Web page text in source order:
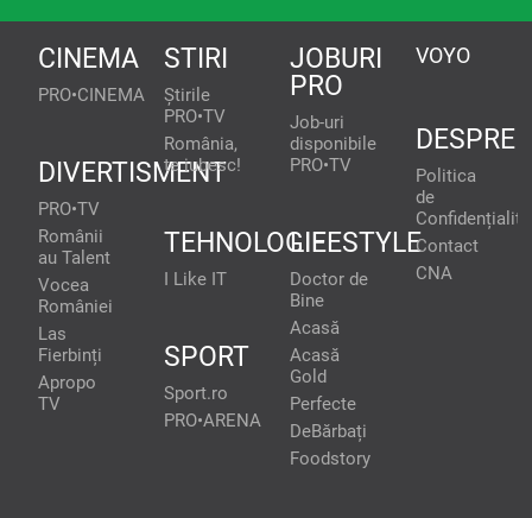
CINEMA
PRO•CINEMA
DIVERTISMENT
PRO•TV
Românii
au Talent
Vocea
României
Las
Fierbinți
Apropo
TV
STIRI
Știrile
PRO•TV
România,
te iubesc!
TEHNOLOGIE
I Like IT
SPORT
Sport.ro
PRO•ARENA
JOBURI
PRO
Job-uri
disponibile
PRO•TV
LIFESTYLE
Doctor de
Bine
Acasă
Acasă
Gold
Perfecte
DeBărbați
Foodstory
VOYO
DESPRE
Politica
de
Contact
CNA